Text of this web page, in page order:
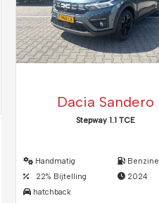
Dacia Sandero
Stepway 1.1 TCE
Handmatig
22% Bijtelling
hatchback
Benzine
2024